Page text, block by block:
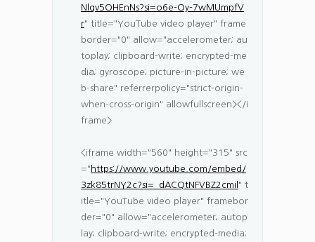
Nlqv5OHEnNs?si=o6e-Oy-7wMUmpfV
r" title="YouTube video player" frame
border="0" allow="accelerometer; au
toplay; clipboard-write; encrypted-me
dia; gyroscope; picture-in-picture; we
b-share" referrerpolicy="strict-origin-
when-cross-origin" allowfullscreen></i
frame>
<iframe width="560" height="315" src
=" https://www.youtube.com/embed/
3zk85trNY2c?si=_dACQtNFVBZ2cmil " t
itle="YouTube video player" framebor
der="0" allow="accelerometer; autop
lay; clipboard-write; encrypted-media;